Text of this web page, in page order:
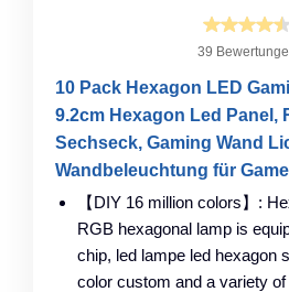
39
10 Pack Hexagon LED
9.2cm Hexagon Led Panel,
Sechseck, Gaming Wand
Wandbeleuchtung für
【DIY 16 million colors】:
RGB hexagonal lamp is
chip, led lampe led hexagon
color custom and a variety